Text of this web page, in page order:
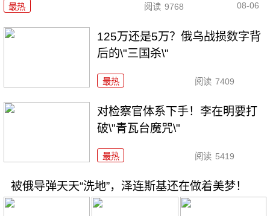
最热 阅读 9768 08-06
125万还是5万？俄乌战损数字背
后的\"三国杀\"
最热 阅读 7409
对检察官体系下手！李在明要打
破\"青瓦台魔咒\"
最热 阅读 5419
被俄导弹天天“洗地”，泽连斯基还在做着美梦！